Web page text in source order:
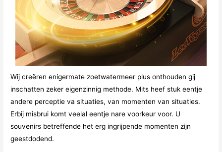
Wij creëren enigermate zoetwatermeer plus onthouden gij
inschatten zeker eigenzinnig methode. Mits heef stuk eentje
andere perceptie va situaties, van momenten van situaties.
Erbij misbrui komt veelal eentje nare voorkeur voor. U
souvenirs betreffende het erg ingrijpende momenten zijn
geestdodend.